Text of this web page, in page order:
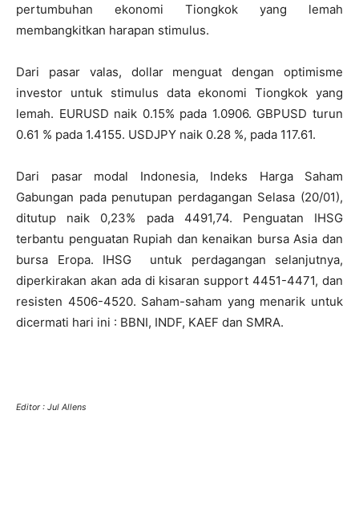
pertumbuhan ekonomi Tiongkok yang lemah
membangkitkan harapan stimulus.
Dari pasar valas, dollar menguat dengan optimisme
investor untuk stimulus data ekonomi Tiongkok yang
lemah. EURUSD naik 0.15% pada 1.0906. GBPUSD turun
0.61 % pada 1.4155. USDJPY naik 0.28 %, pada 117.61.
Dari pasar modal Indonesia, Indeks Harga Saham
Gabungan pada penutupan perdagangan Selasa (20/01),
ditutup naik 0,23% pada 4491,74. Penguatan IHSG
terbantu penguatan Rupiah dan kenaikan bursa Asia dan
bursa Eropa. IHSG untuk perdagangan selanjutnya,
diperkirakan akan ada di kisaran support 4451-4471, dan
resisten 4506-4520. Saham-saham yang menarik untuk
dicermati hari ini : BBNI, INDF, KAEF dan SMRA.
Editor : Jul Allens